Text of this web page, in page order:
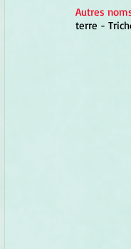
Autres
terre -